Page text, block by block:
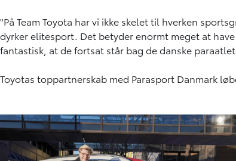
"På Team Toyota har vi ikke skelet til hverken
dyrker elitesport. Det betyder enormt meget at
fantastisk, at de fortsat står bag de danske
Toyotas toppartnerskab med Parasport Danmark